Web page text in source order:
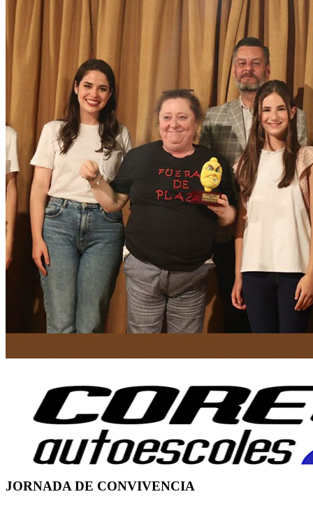
JORNADA DE CONVIVENCIA